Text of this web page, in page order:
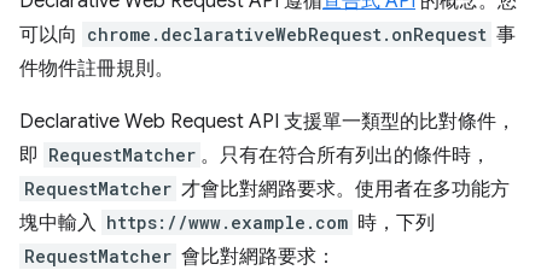
可以向 chrome.declarativeWebRequest.onRequest 事
件物件註冊規則。
Declarative Web Request API 支援單一類型的比對條件，
即 RequestMatcher 。只有在符合所有列出的條件時，
RequestMatcher 才會比對網路要求。使用者在多功能方
塊中輸入 https://www.example.com 時，下列
RequestMatcher 會比對網路要求：